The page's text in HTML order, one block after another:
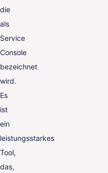
die
als
Service
Console
bezeichnet
wird.
Es
ist
ein
leistungsstarkes
Tool,
das,